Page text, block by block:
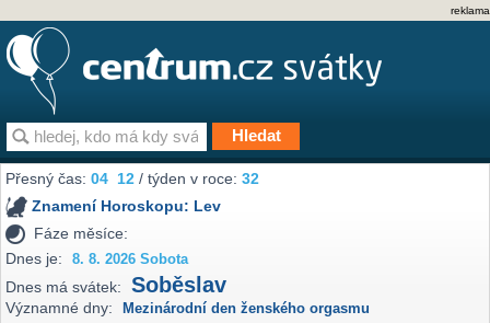
reklama
Přesný čas:04 12 / týden v roce:32
Znamení Horoskopu: Lev
Fáze měsíce:
Dnes je:
8. 8. 2026 Sobota
Dnes má svátek: Soběslav
Významné dny: Mezinárodní den ženského orgasmu